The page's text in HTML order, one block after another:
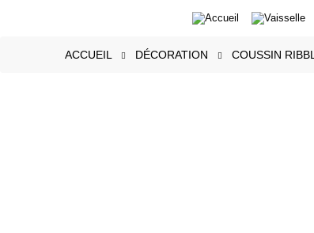
Accueil Vaisselle
ACCUEIL DÉCORATION COUSSIN